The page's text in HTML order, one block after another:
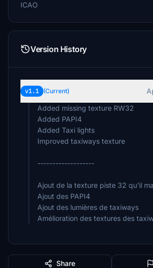
ICAO
Version History
v1.1 (Current)
Added missing texture RW32
Added PAPI4
Added Taxi lights
Improved taxiways texture
-------------------
Ajout de la texture piste 32 qu'il
Ajout des PAPI4
Ajout des lumières de taxiways
Amélioration des textures des
Share